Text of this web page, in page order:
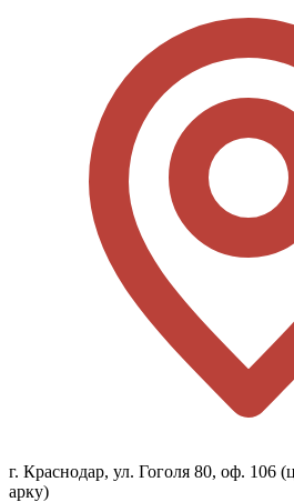
г. Краснодар, ул. Гоголя 80, оф. 106
арку)